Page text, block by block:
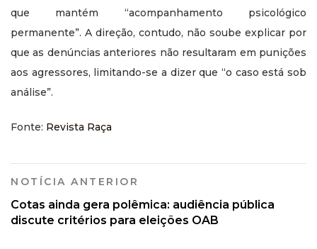
que mantém “acompanhamento psicológico
permanente”. A direção, contudo, não soube explicar por
que as denúncias anteriores não resultaram em punições
aos agressores, limitando-se a dizer que “o caso está sob
análise”.
Fonte: Revista Raça
NOTÍCIA ANTERIOR
Cotas ainda gera polêmica: audiência pública
discute critérios para eleições OAB